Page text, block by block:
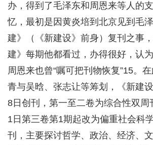
办，得到了毛泽东和周恩来等人的
忆，最初是因黄炎培到北京见到毛
建》（《新建设》前身）复刊之事
建》每期他都看过，办得很好，认
周恩来也曾“嘱可把刊物恢复”15。
青与吴晗、张志让等筹划，《新建
8日创刊，第一至二卷为综合性双周
1日第三卷第1期起改为偏重社会科
刊，主要探讨哲学、政治、经济、